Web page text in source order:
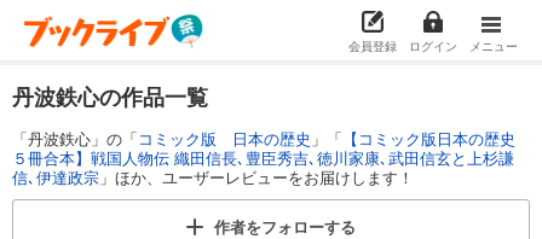
会員登録 ログイン メニュー
丹波鉄心の作品一覧
「丹波鉄心」の「コミック版 日本の歴史 」「 【コミック版日本の歴史
５冊合本】戦国人物伝 織田信長､豊臣秀吉､徳川家康､武田信玄と上杉謙
信､伊達政宗 」ほか、ユーザーレビューをお届けします！
作者をフォローする